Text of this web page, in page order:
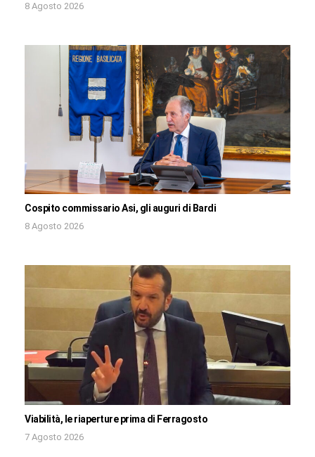
8 Agosto 2026
Cospito commissario Asi, gli auguri di Bardi
8 Agosto 2026
Viabilità, le riaperture prima di Ferragosto
7 Agosto 2026